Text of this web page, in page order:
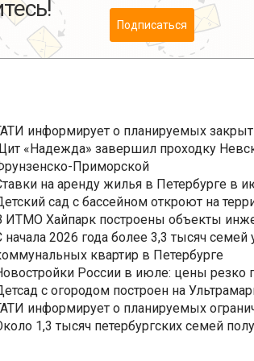
Подписаться
информирует о планируемых
«Надежда» завершил проходку
Приморской
на аренду жилья в Петербурге в
сад с бассейном откроют на
ИТМО Хайпарк построены объекты
начала 2026 года более 3,3 тысяч
квартир в Петербурге
России в июле: цены резко
с огородом построен на
информирует о планируемых
1,3 тысяч петербургских семей